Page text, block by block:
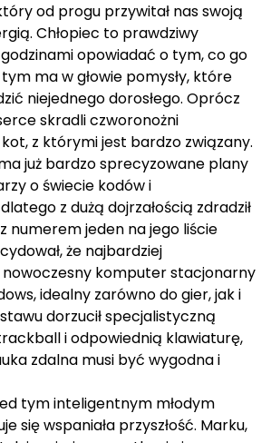
od progu przywitał nas swoją
Chłopiec to prawdziwy
opowiadać o tym, co go
ma w głowie pomysły, które
niejednego dorosłego. Oprócz
skradli czworonożni
z którymi jest bardzo związany.
już bardzo sprecyzowane plany
o świecie kodów i
z dużą dojrzałością zdradził
numerem jeden na jego liście
że najbardziej
nowoczesny komputer stacjonarny
idealny zarówno do gier, jak i
dorzucił specjalistyczną
i odpowiednią klawiaturę,
zdalna musi być wygodna i
tym inteligentnym młodym
się wspaniała przyszłość. Marku,